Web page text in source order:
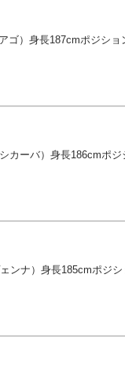
ゴ）身長187cmポジショ
カーバ）身長186cmポ
ンナ）身長185cmポジ